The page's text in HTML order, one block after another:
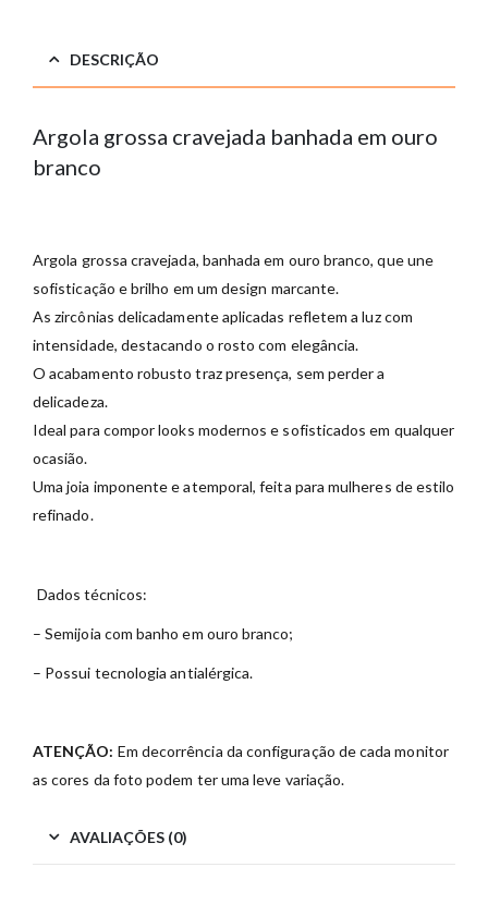
DESCRIÇÃO
Argola grossa cravejada banhada em ouro
branco
Argola grossa cravejada, banhadaem ouro branco,queune
sofisticação ebrilho em um design marcante.
Aszircônias delicadamenteaplicadas refletemaluzcom
intensidade, destacando o rostocom elegância.
Oacabamento robustotrazpresença, sem perdera
delicadeza.
Idealpara comporlooks modernose sofisticadosem qualquer
ocasião.
Umajoia imponenteeatemporal,feita paramulheres deestilo
refinado.
Dados técnicos:
– Semijoia com banho em ouro branco;
– Possui tecnologia antialérgica.
ATENÇÃO: Em decorrência da configuração de cada monitor
as cores da foto podem ter uma leve variação.
AVALIAÇÕES (0)